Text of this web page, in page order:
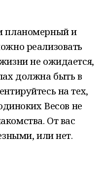
планомерный и
реализовать
не ожидается,
должна быть в
на тех,
Весов не
От вас
или нет.